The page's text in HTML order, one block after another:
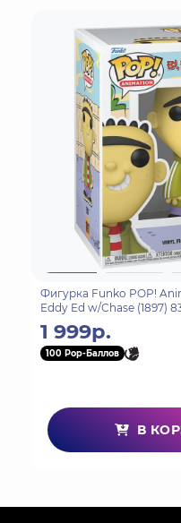
Фигурка Funko POP!
Eddy Ed w/Chase (1897)
1 999р.
100 Pop-Баллов
В